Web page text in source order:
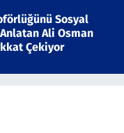
Sosyal
Ali Osman
Çekiyor